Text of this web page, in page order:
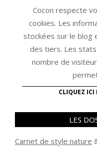
Cocon respecte
cookies. Les
stockées sur le blog
des tiers. Les
nombre de
CLIQUEZ ICI
LES
Carnet de style nature